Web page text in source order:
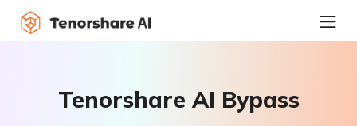
Tenorshare AI Bypass